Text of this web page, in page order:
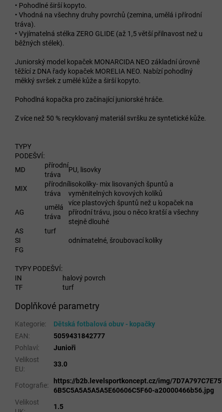
• Pohodlné širší kopyto.
• Vhodná na všechny druhy povrchů (zemina, umělá i přírodní
tráva).
• Vyjímatelná stélka ZERO GLIDE (až 1,5 větší přilnavost než u
běžných stélek).
Juniorský model kopaček MONARCIDA NEO základní úrovně
těžící z DNA řady kopaček MORELIA NEO. Nabízí pohodlný
měkký svršek z umělé kůže a širší kopyto.
Pohodlná kopačka pro začínající juniorské hráče.
Z více než 50 % recyklovaný materiál svršku ze syntetické kůže.
TYPY
PODEŠVÍ:
MD
přírodní
tráva
PU, lisovky
MIX
přírodní
tráva
lisokolíky- mix lisovaných špuntů a
vyměnitelných kovových kolíků
AG
umělá
tráva
více plastových špuntů než u kopaček na
přírodní trávu, jsou o něco kratší a všechny
stejně dlouhé
AS
turf
SI
odnímatelné, šroubovací kolíky
FG
TYPY PODEŠVÍ:
IN
halový povrch
TF
turf
Doplňkové parametry
Kategorie:
Dětská fotbalová obuv - kopačky
EAN:
5059431842777
Pohlaví:
Junioři
Velikost
EU:
33.0
Fotografie:
https://b2b.levelsportkoncept.cz/img/
6B5C5A5A5A5A5E60606C5F60-a20000466b56.jpg
Velikost
1.5